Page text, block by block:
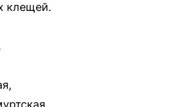
клещей.